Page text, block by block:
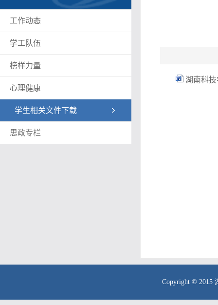
工作动态
学工队伍
榜样力量
心理健康
学生相关文件下载
思政专栏
湖南科
Copyright © 2015